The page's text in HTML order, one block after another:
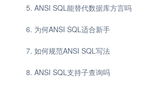
ANSI SQL能替代数据库方言吗
为何ANSI SQL适合新手
如何规范ANSI SQL写法
ANSI SQL支持子查询吗